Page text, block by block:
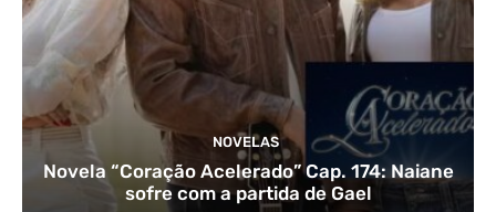
NOVELAS
Novela “Coração Acelerado” Cap. 174: Naiane
sofre com a partida de Gael